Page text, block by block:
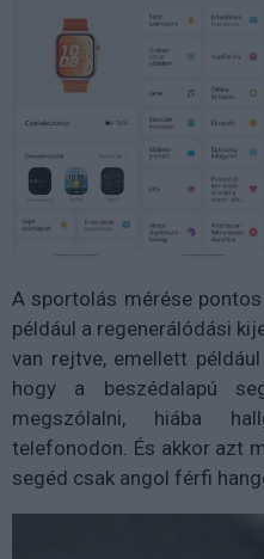
A sportolás mérése
például a regenerálódási
van rejtve, emellett
hogy a beszédalapú
megszólalni, hiába
telefonodon. És akkor azt
segéd csak angol férfi